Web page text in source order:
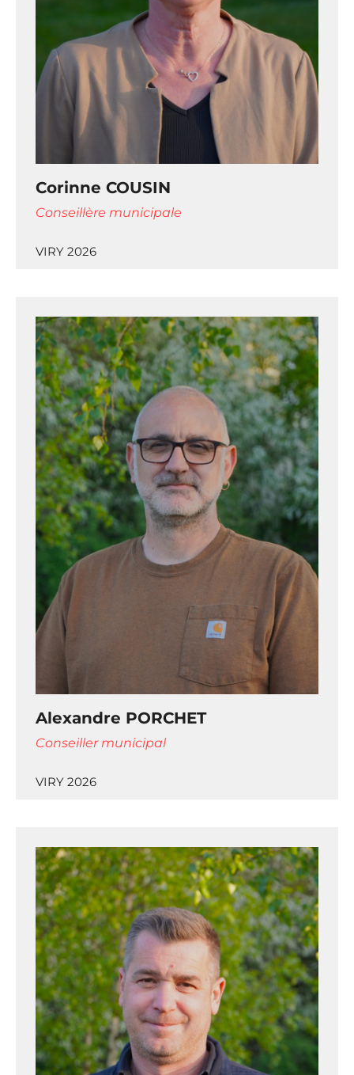
Corinne COUSIN
Conseillère municipale
VIRY 2026
Alexandre PORCHET
Conseiller municipal
VIRY 2026